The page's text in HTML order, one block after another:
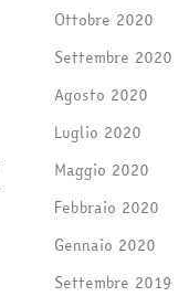
Ottobre 2020
Settembre 2020
Agosto 2020
Luglio 2020
Maggio 2020
Febbraio 2020
Gennaio 2020
Settembre 2019